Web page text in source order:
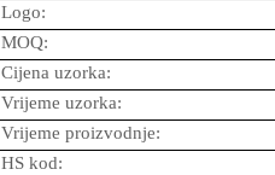
Logo:
MOQ:
Cijena uzorka:
Vrijeme uzorka:
Vrijeme proizvodnje:
HS kod: